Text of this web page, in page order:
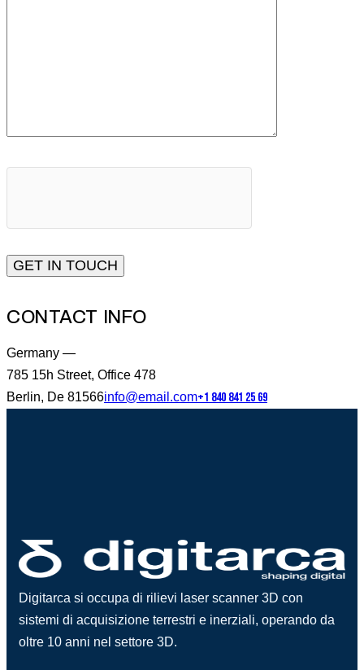
CONTACT INFO
Germany —
785 15h Street, Office 478
Berlin, De 81566info@email.com+1 840 841 25 69
Digitarca si occupa di rilievi laser scanner 3D con
sistemi di acquisizione terrestri e inerziali, operando da
oltre 10 anni nel settore 3D.